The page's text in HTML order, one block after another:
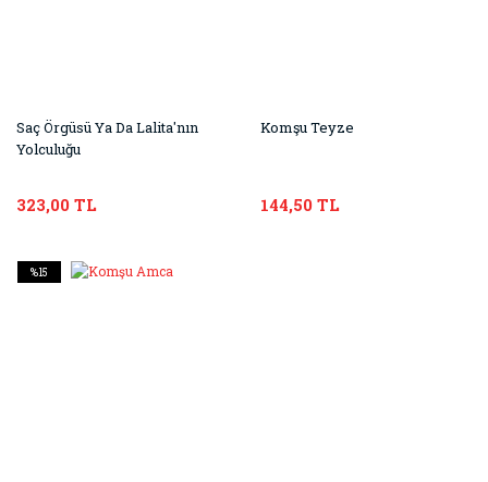
Saç Örgüsü Ya Da Lalita'nın
Yolculuğu
323,00 TL
Komşu Teyze
144,50 TL
%15